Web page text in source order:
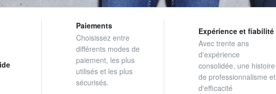
Paiements
Choisissez entre
différents modes de
paiement, les plus
utilisés et les plus
sécurisés.
Expérience et fiabilité
Avec trente ans
d'expérience
consolidée, une histoire
de professionnalisme et
d'efficacité